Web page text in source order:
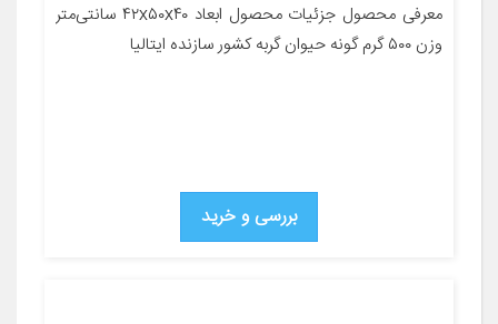
معرفی محصول جزئیات محصول ابعاد ۴۲x۵۰x۴۰ سانتی‌متر
وزن ۵۰۰ گرم گونه حیوان گربه کشور سازنده ایتالیا
بررسی و خرید